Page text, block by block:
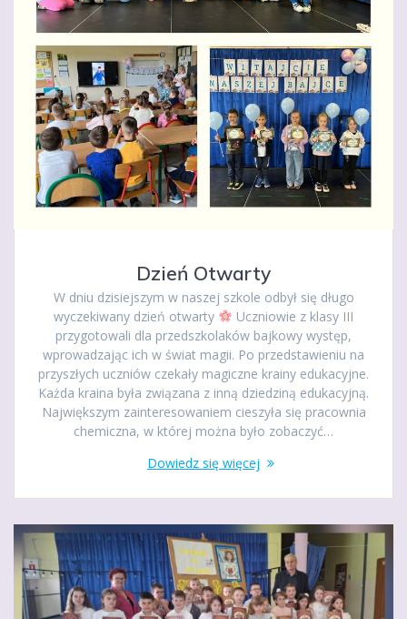
Dzień Otwarty
W dniu dzisiejszym w naszej szkole odbył się długo
wyczekiwany dzień otwarty
Uczniowie z klasy III
przygotowali dla przedszkolaków bajkowy występ,
wprowadzając ich w świat magii. Po przedstawieniu na
przyszłych uczniów czekały magiczne krainy edukacyjne.
Każda kraina była związana z inną dziedziną edukacyjną.
Największym zainteresowaniem cieszyła się pracownia
chemiczna, w której można było zobaczyć…
Dowiedz się więcej